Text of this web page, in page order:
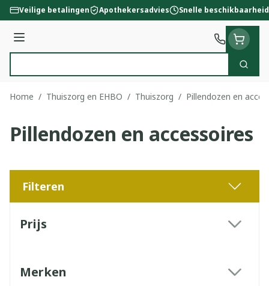
Ga naar de inhoud
Veilige betalingen Apothekersadvies Snelle beschikbaarheid
Menu
Zoek
Home / Thuiszorg en EHBO / Thuiszorg / Pillendozen en
Pillendozen en accessoires
Filteren
Prijs
Merken